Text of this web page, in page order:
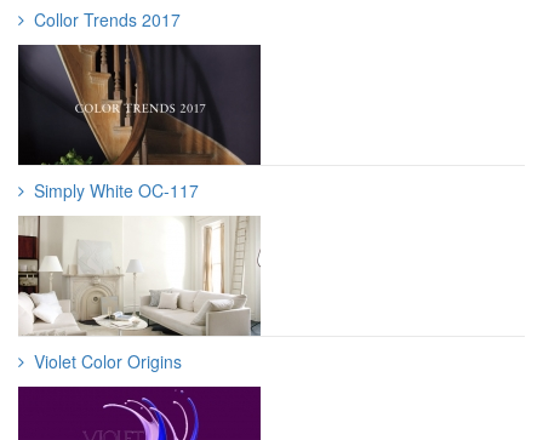
Collor Trends 2017
Simply White OC-117
Violet Color Origins